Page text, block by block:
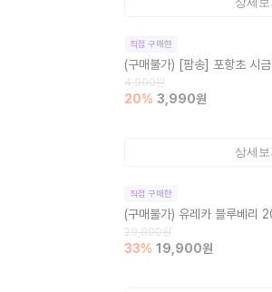
직접 구매한
(구매불가) [팜송] 포항초 시
4,990원
20% 3,990원
상세보
직접 구매한
(구매불가) 유레카 블루베리
29,900원
33% 19,900원